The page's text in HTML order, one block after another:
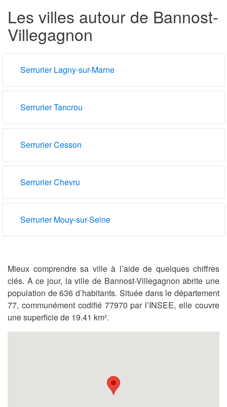
Les villes autour de Bannost-
Villegagnon
Serrurier Lagny-sur-Marne
Serrurier Tancrou
Serrurier Cesson
Serrurier Chevru
Serrurier Mouy-sur-Seine
Mieux comprendre sa ville à l’aide de quelques chiffres
clés. A ce jour, la ville de Bannost-Villegagnon abrite une
population de 636 d’habitants. Située dans le département
77, communément codifié 77970 par l’INSEE, elle couvre
une superficie de 19.41 km².